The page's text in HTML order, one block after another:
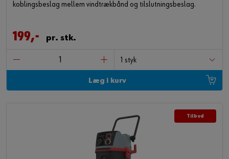
koblingsbeslag mellem vindtrækbånd og tilslutningsbeslag.
199,- pr. stk.
Læg i kurv
Tilbud